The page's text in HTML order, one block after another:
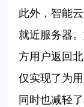
此外，智能
就近服务器
方用户返回
仅实现了为
同时也减轻